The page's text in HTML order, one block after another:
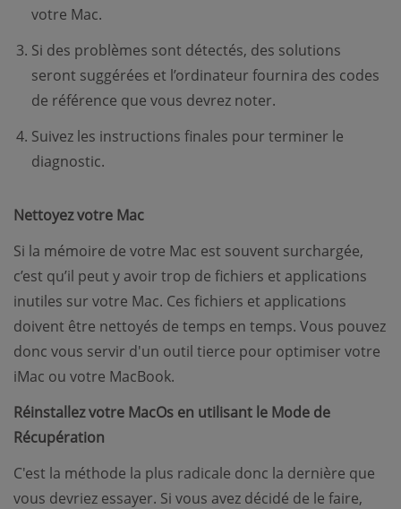
votre Mac.
Si des problèmes sont détectés, des solutions
seront suggérées et l’ordinateur fournira des codes
de référence que vous devrez noter.
Suivez les instructions finales pour terminer le
diagnostic.
Nettoyez votre Mac
Si la mémoire de votre Mac est souvent surchargée,
c’est qu’il peut y avoir trop de fichiers et applications
inutiles sur votre Mac. Ces fichiers et applications
doivent être nettoyés de temps en temps. Vous pouvez
donc vous servir d'un outil tierce pour optimiser votre
iMac ou votre MacBook.
Réinstallez votre MacOs en utilisant le Mode de
Récupération
C'est la méthode la plus radicale donc la dernière que
vous devriez essayer. Si vous avez décidé de le faire,